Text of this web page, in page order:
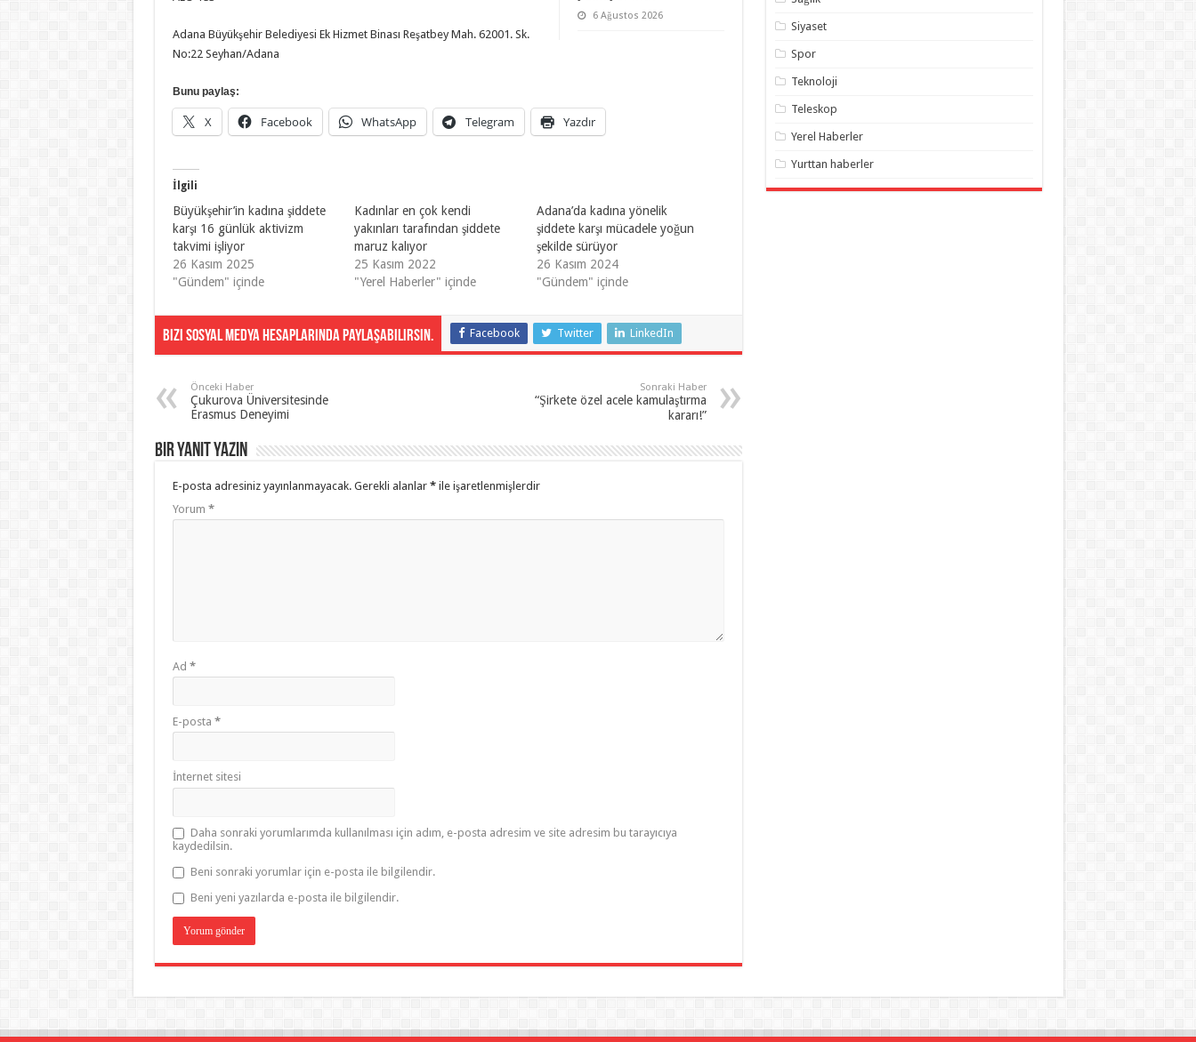
6 Ağustos 2026
Adana Büyükşehir Belediyesi Ek Hizmet Binası Reşatbey Mah. 62001. Sk.
No:22 Seyhan/Adana
Bunu paylaş:
X Facebook WhatsApp Telegram Yazdır
İlgili
Büyükşehir’in kadına şiddete
karşı 16 günlük aktivizm
takvimi işliyor
26 Kasım 2025
"Gündem" içinde
Kadınlar en çok kendi
yakınları tarafından şiddete
maruz kalıyor
25 Kasım 2022
"Yerel Haberler" içinde
Adana’da kadına yönelik
şiddete karşı mücadele yoğun
şekilde sürüyor
26 Kasım 2024
"Gündem" içinde
Bizi Sosyal Medya Hesaplarında Paylaşabilirsin. Facebook Twitter LinkedIn
Önceki Haber
Çukurova Üniversitesinde
Erasmus Deneyimi
Sonraki Haber
“Şirkete özel acele kamulaştırma
kararı!”
Bir yanıt yazın
E-posta adresiniz yayınlanmayacak. Gerekli alanlar *ile işaretlenmişlerdir
Yorum *
Ad *
E-posta *
İnternet sitesi
Daha sonraki yorumlarımda kullanılması için adım, e-posta adresim ve site adresim bu tarayıcıya
kaydedilsin.
Beni sonraki yorumlar için e-posta ile bilgilendir.
Beni yeni yazılarda e-posta ile bilgilendir.
Siyaset
Spor
Teknoloji
Teleskop
Yerel Haberler
Yurttan haberler